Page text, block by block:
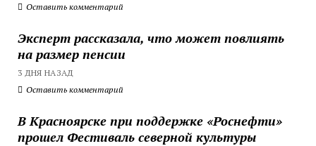
Оставить комментарий
Эксперт рассказала, что может повлиять
на размер пенсии
3 ДНЯ НАЗАД
Оставить комментарий
В Красноярске при поддержке «Роснефти»
прошел Фестиваль северной культуры